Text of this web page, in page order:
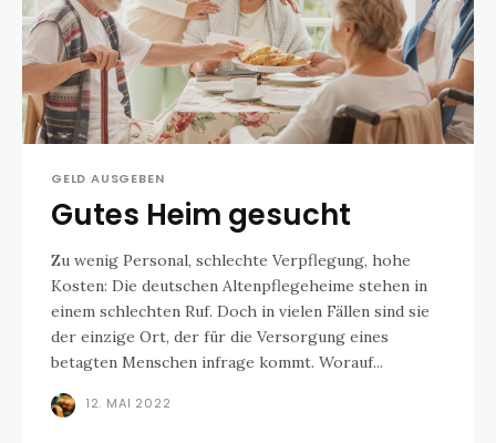
GELD AUSGEBEN
Gutes Heim gesucht
Zu wenig Personal, schlechte Verpflegung, hohe
Kosten: Die deutschen Altenpflegeheime stehen in
einem schlechten Ruf. Doch in vielen Fällen sind sie
der einzige Ort, der für die Versorgung eines
betagten Menschen infrage kommt. Worauf...
12. MAI 2022